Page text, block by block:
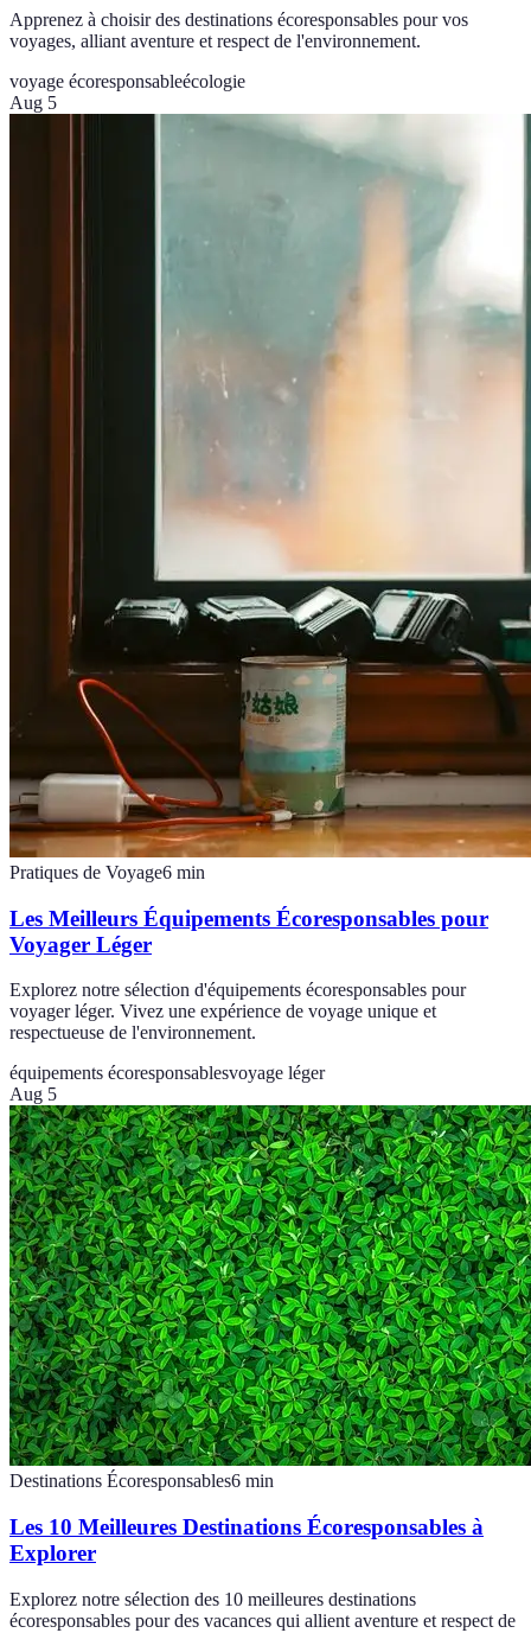
Apprenez à choisir des destinations écoresponsables pour vos
voyages, alliant aventure et respect de l'environnement.
voyage écoresponsableécologie
Aug 5
Pratiques de Voyage6 min
Les Meilleurs Équipements Écoresponsables pour
Voyager Léger
Explorez notre sélection d'équipements écoresponsables pour
voyager léger. Vivez une expérience de voyage unique et
respectueuse de l'environnement.
équipements écoresponsablesvoyage léger
Aug 5
Destinations Écoresponsables6 min
Les 10 Meilleures Destinations Écoresponsables à
Explorer
Explorez notre sélection des 10 meilleures destinations
écoresponsables pour des vacances qui allient aventure et respect de